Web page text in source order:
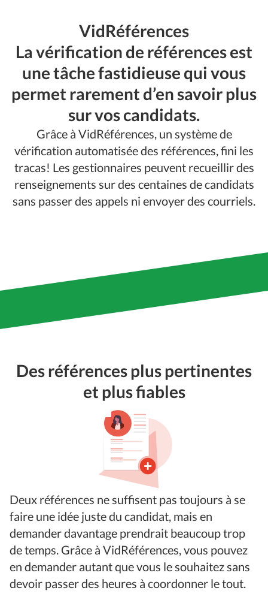
VidRéférences
La vérification de références est
une tâche fastidieuse qui vous
permet rarement d’en savoir plus
sur vos candidats.
Grâce à VidRéférences, un système de
vérification automatisée des références, fini les
tracas! Les gestionnaires peuvent recueillir des
renseignements sur des centaines de candidats
sans passer des appels ni envoyer des courriels.
Des références plus pertinentes
et plus fiables
Deux références ne suffisent pas toujours à se
faire une idée juste du candidat, mais en
demander davantage prendrait beaucoup trop
de temps. Grâce à VidRéférences, vous pouvez
en demander autant que vous le souhaitez sans
devoir passer des heures à coordonner le tout.